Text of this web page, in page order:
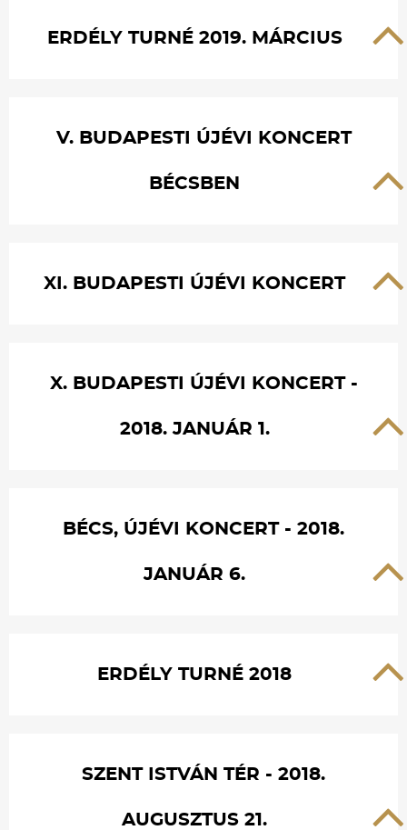
ERDÉLY TURNÉ 2019. MÁRCIUS
V. BUDAPESTI ÚJÉVI KONCERT
BÉCSBEN
XI. BUDAPESTI ÚJÉVI KONCERT
X. BUDAPESTI ÚJÉVI KONCERT -
2018. JANUÁR 1.
BÉCS, ÚJÉVI KONCERT - 2018.
JANUÁR 6.
ERDÉLY TURNÉ 2018
SZENT ISTVÁN TÉR - 2018.
AUGUSZTUS 21.